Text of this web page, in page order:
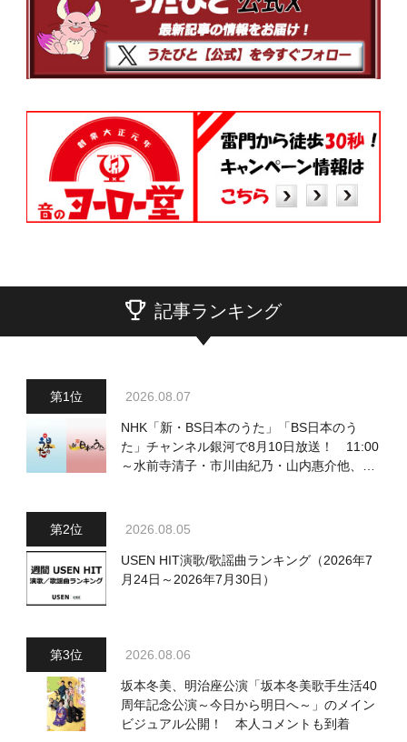
記事ランキング
2026.08.07
NHK「新・BS日本のうた」「BS日本のう
た」チャンネル銀河で8月10日放送！ 11:00
～水前寺清子・市川由紀乃・山内惠介他、
2026.08.05
USEN HIT演歌/歌謡曲ランキング（2026年7
月24日～2026年7月30日）
2026.08.06
坂本冬美、明治座公演「坂本冬美歌手生活40
周年記念公演～今日から明日へ～」のメイン
ビジュアル公開！ 本人コメントも到着